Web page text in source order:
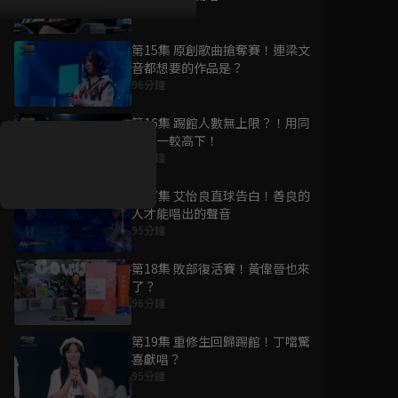
第15集 原創歌曲搶奪賽！連梁文
音都想要的作品是？
96分鐘
第16集 踢館人數無上限？！用同
首歌一較高下！
95分鐘
第17集 艾怡良直球告白！善良的
人才能唱出的聲音
95分鐘
第18集 敗部復活賽！黃偉晉也來
了？
96分鐘
第19集 重修生回歸踢館！丁噹驚
喜獻唱？
95分鐘
好康資訊
7/21-8/20，盛夏追劇祭
升級VIP最優惠！獨家好
7月21日-8月20日